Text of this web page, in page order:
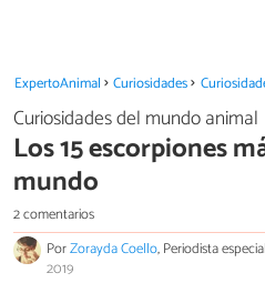
ExpertoAnimal Curiosidades
Curiosidades del mundo animal
Los 15 escorpiones
mundo
2 comentarios
PorZorayda Coello, Periodista
2019